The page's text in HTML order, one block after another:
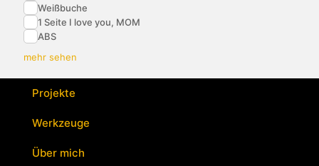
Weißbuche
1 Seite I love you, MOM
ABS
mehr sehen
Projekte
Werkzeuge
Über mich